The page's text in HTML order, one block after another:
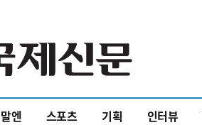
엔 스포츠 기획 인터뷰